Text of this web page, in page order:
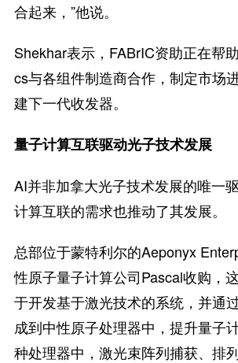
合起来，”他说。
Shekhar表示，FABrIC资助正在帮
cs与各组件制造商合作，制定市场
建下一代收发器。
量子计算互联驱动光子技术发展
AI并非加拿大光子技术发展的唯
计算互联的需求也推动了其发展。
总部位于蒙特利尔的Aeponyx
性原子量子计算公司Pascal收购，
于开发基于激光技术的系统，并通
成到中性原子处理器中，提升量子
种处理器中，激光束阵列捕获、排